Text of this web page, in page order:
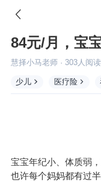

84元/月，宝
慧择小马老师· 303人阅读
少儿 医疗险
宝宝年纪小、体质弱
也许每个妈妈都有过